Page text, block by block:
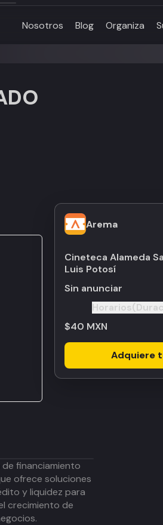
Nosotros Blog Organiza
Arema
Cineteca Alameda
Luis Potosí
Sin anunciar
Horarios
Toggle
$40 MXN
Adquiere
financiamiento
ofrece soluciones
y liquidez para
crecimiento de